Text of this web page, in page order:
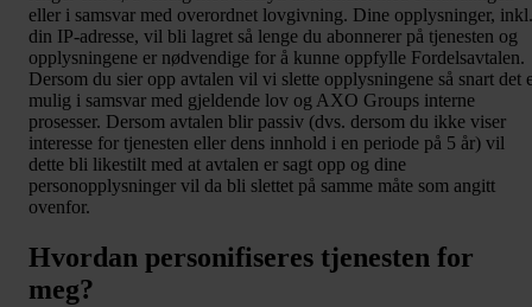
eller i samsvar med overordnet lovgivning. Dine opplysninger, inkl.
din IP-adresse, vil bli lagret så lenge du abonnerer på tjenesten og
opplysningene er nødvendige for å kunne oppfylle Fordelsavtalen.
Dersom du sier opp avtalen vil vi slette opplysningene så snart det
mulig i samsvar med gjeldende lov og AXO Groups interne
prosesser. Dersom avtalen blir passiv (dvs. dersom du ikke viser
interesse for tjenesten eller dens innhold i en periode på 5 år) vil
dette bli likestilt med at avtalen er sagt opp og dine
personopplysninger vil da bli slettet på samme måte som angitt
ovenfor.
Hvordan personifiseres tjenesten for
meg?